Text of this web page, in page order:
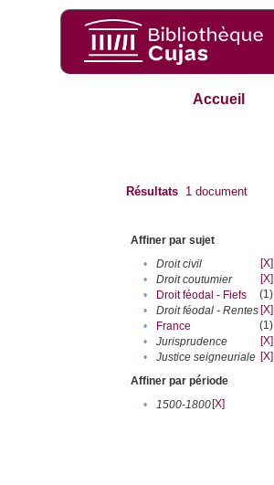
Accueil
Résultats 1 document
Affiner par sujet
•
Droit civil
[X]
•
Droit coutumier
[X]
•
Droit féodal - Fiefs
(1)
•
Droit féodal - Rentes [X]
•
France
(1)
•
Jurisprudence
[X]
•
Justice seigneuriale [X]
Affiner par période
•
1500-1800[X]